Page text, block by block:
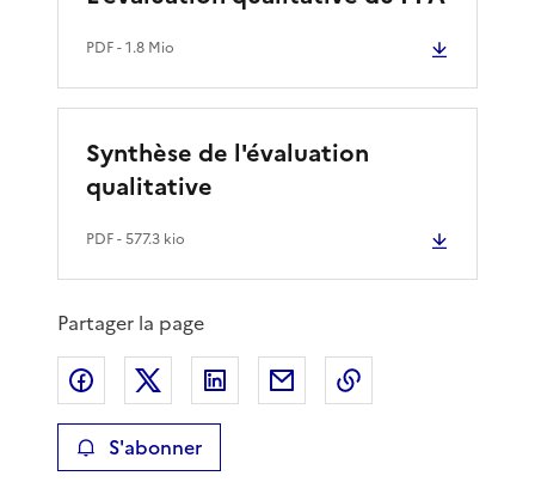
PDF- 1.8 Mio
Synthèse de l'évaluation
qualitative
PDF- 577.3 kio
Partager la page
Partager sur Facebook
Partager sur XPartager sur LinkedIn
Partager par email
S'abonner